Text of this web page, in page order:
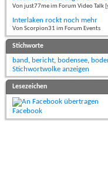
Von just77me im Forum Video Talk
Interlaken rockt noch mehr
Von Scorpion31 im Forum Events
Stichworte
band , bericht, bodensee,
Stichwortwolke anzeigen
Lesezeichen
Facebook